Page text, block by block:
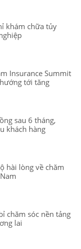
khám chữa tủy
Insurance Summit
tới tăng
sau 6 tháng,
khách hàng
hài lòng về chăm
chăm sóc nền tảng
lai